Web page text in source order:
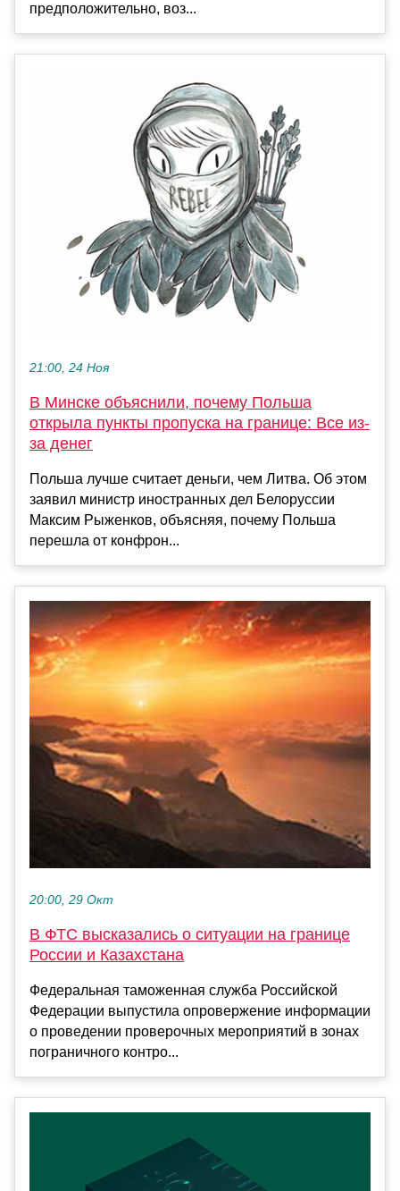
предположительно, воз...
21:00, 24 Ноя
В Минске объяснили, почему Польша
открыла пункты пропуска на границе: Все из-
за денег
Польша лучше считает деньги, чем Литва. Об этом
заявил министр иностранных дел Белоруссии
Максим Рыженков, объясняя, почему Польша
перешла от конфрон...
20:00, 29 Окт
В ФТС высказались о ситуации на границе
России и Казахстана
Федеральная таможенная служба Российской
Федерации выпустила опровержение информации
о проведении проверочных мероприятий в зонах
пограничного контро...